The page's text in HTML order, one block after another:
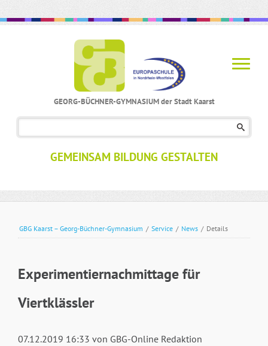
GEORG-BÜCHNER-GYMNASIUM der Stadt Kaarst
GEMEINSAM BILDUNG GESTALTEN
GBG Kaarst – Georg-Büchner-Gymnasium / Service / News / Details
Experimentiernachmittage für
Viertklässler
07.12.2019 16:33 von GBG-Online Redaktion